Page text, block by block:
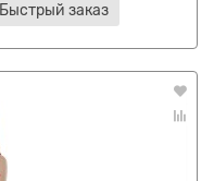
Быстрый заказ